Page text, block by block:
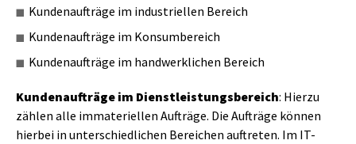
Kundenaufträge im industriellen Bereich
Kundenaufträge im Konsumbereich
Kundenaufträge im handwerklichen Bereich
Kundenaufträge im Dienstleistungsbereich: Hierzu
zählen alle immateriellen Aufträge. Die Aufträge können
hierbei in unterschiedlichen Bereichen auftreten. Im IT-